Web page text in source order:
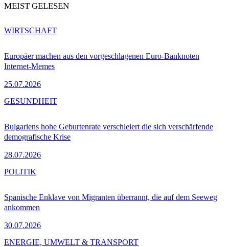
MEIST GELESEN
Europäer machen aus den vorgeschlagenen Euro-Banknoten
Internet-Memes
25.07.2026
WIRTSCHAFT
Bulgariens hohe Geburtenrate verschleiert die sich verschärfende
demografische Krise
28.07.2026
GESUNDHEIT
Spanische Enklave von Migranten überrannt, die auf dem Seeweg
ankommen
30.07.2026
POLITIK
ENERGIE, UMWELT & TRANSPORT